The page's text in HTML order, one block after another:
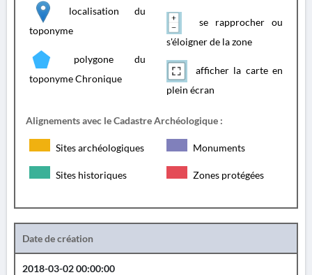
localisation du
toponyme
polygone du
toponyme Chronique
se rapprocher ou
s'éloigner de la zone
afficher la carte en
plein écran
Alignements avec le Cadastre Archéologique :
Sites archéologiques Monuments
Sites historiques Zones protégées
Date de création
2018-03-02 00:00:00